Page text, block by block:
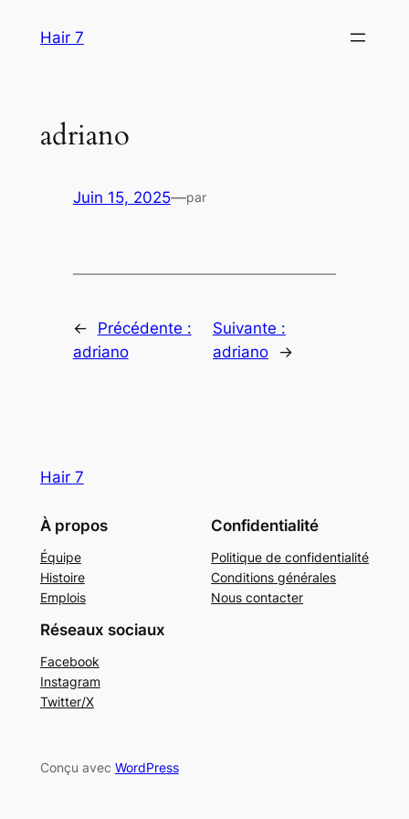
Hair 7
adriano
Juin 15, 2025—par
←
Précédente :
adriano
Suivante :
adriano
→
Hair 7
À propos
Équipe
Histoire
Emplois
Confidentialité
Politique de confidentialité
Conditions générales
Nous contacter
Réseaux sociaux
Facebook
Instagram
Twitter/X
Conçu avec WordPress